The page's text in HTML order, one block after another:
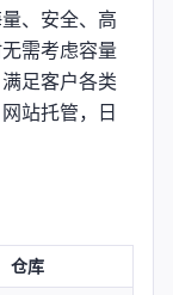
、安全、高
需考虑容量
足客户各类
站托管，日
仓库